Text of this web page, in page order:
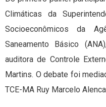
Climáticas da
Socioeconômicos da
Saneamento Básico
auditora de Controle
Martins. O debate foi
TCE-MA Ruy Marcelo